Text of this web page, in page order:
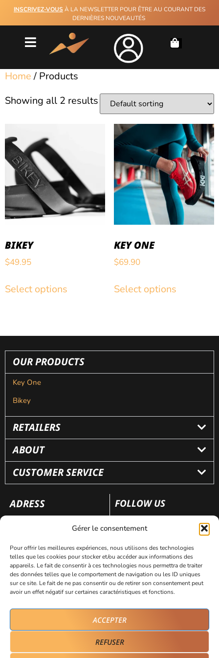
Gérer le consentement
Pour offrir les meilleures expériences, nous utilisons des technologies
telles que les cookies pour stocker et/ou accéder aux informations des
appareils. Le fait de consentir à ces technologies nous permettra de traiter
des données telles que le comportement de navigation ou les ID uniques
sur ce site. Le fait de ne pas consentir ou de retirer son consentement peut
avoir un effet négatif sur certaines caractéristiques et fonctions.
ACCEPTER
REFUSER
INSCRIVEZ-VOUS À LA NEWSLETTER POUR ÊTRE AU COURANT DES
DERNIÈRES NOUVEAUTÉS
Home/ Products
Showing all 2 results
BIKEY
$49.95
Select options
KEY ONE
$69.90
Select options
OUR PRODUCTS
Key One
Bikey
RETAILERS
ABOUT
CUSTOMER SERVICE
ADRESS
110 rue Frédéric Fays
FOLLOW US
Legal notice Personal data protection policy